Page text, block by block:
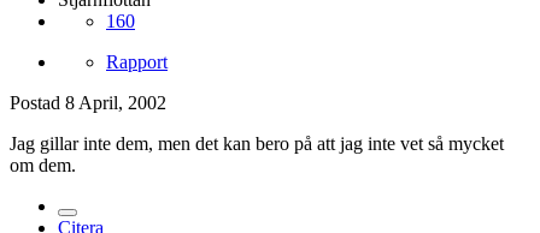
160
Rapport
Postad 8 April, 2002
Jag gillar inte dem, men det kan bero på att jag inte vet så mycket
om dem.
Citera